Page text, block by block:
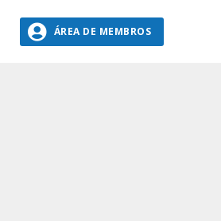
CARRINHO ÁREA DE MEMBROS